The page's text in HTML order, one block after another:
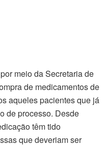
meio da Secretaria de
de medicamentos de
aqueles pacientes que já
de processo. Desde
têm tido
que deveriam ser